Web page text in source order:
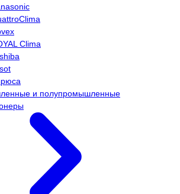
Clima
и полупромышленные